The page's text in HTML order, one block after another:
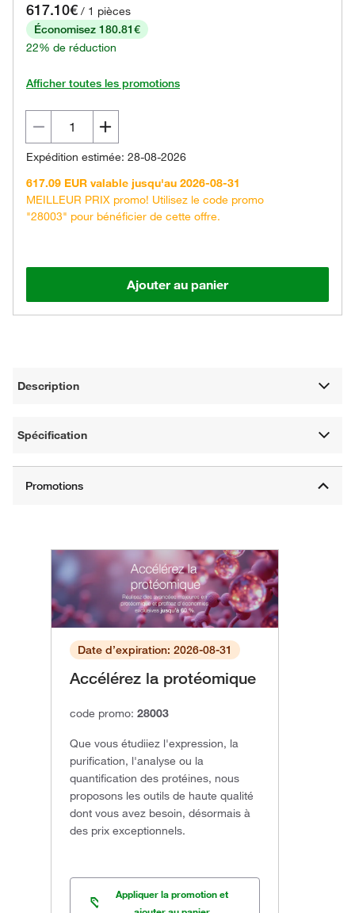
617.10€ / 1 pièces
Économisez 180.81€
22% de réduction
Afficher toutes les promotions
Expédition estimée: 28-08-2026
617.09 EUR valable jusqu'au 2026-08-31
MEILLEUR PRIX promo! Utilisez le code promo
"28003" pour bénéficier de cette offre.
Ajouter au panier
Description
Spécification
Date d’expiration: 2026-08-31
Accélérez la protéomique
code promo: 28003
Que vous étudiiez l'expression, la
purification, l'analyse ou la
quantification des protéines, nous
proposons les outils de haute qualité
dont vous avez besoin, désormais à
des prix exceptionnels.
Appliquer la promotion et